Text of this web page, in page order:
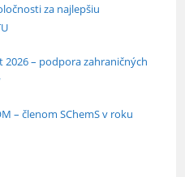
za najlepšiu
2026 – podpora zahraničných
– členom SChemS v roku